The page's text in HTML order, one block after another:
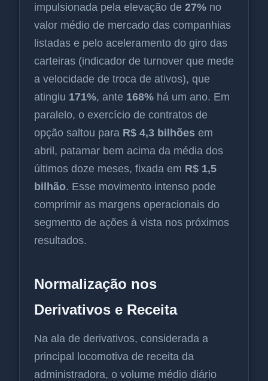
impulsionada pela elevação de 27% no
valor médio de mercado das companhias
listadas e pelo aceleramento do giro das
carteiras (indicador de turnover que mede
a velocidade de troca de ativos), que
atingiu 171%, ante 168% há um ano. Em
paralelo, o exercício de contratos de
opção saltou para R$ 4,3 bilhões em
abril, patamar bem acima da média dos
últimos doze meses, fixada em R$ 1,5
bilhão. Esse movimento intenso pode
comprimir as margens operacionais do
segmento de ações à vista nos próximos
resultados.
Normalização nos
Derivativos e Receita
Na ala de derivativos, considerada a
principal locomotiva de receita da
administradora, o volume médio diário